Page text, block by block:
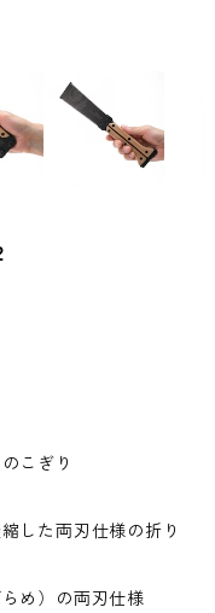
こぎり
した両刃仕様の折り
め）の両刃仕様